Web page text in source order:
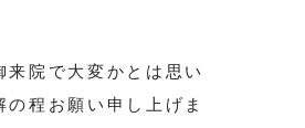
来院で大変かとは思い
の程お願い申し上げま